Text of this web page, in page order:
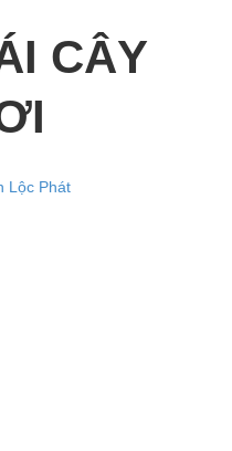
CÂY
Lộc Phát